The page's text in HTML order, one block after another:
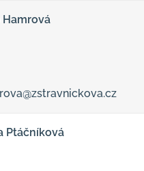
Hamrová
Ptáčníková